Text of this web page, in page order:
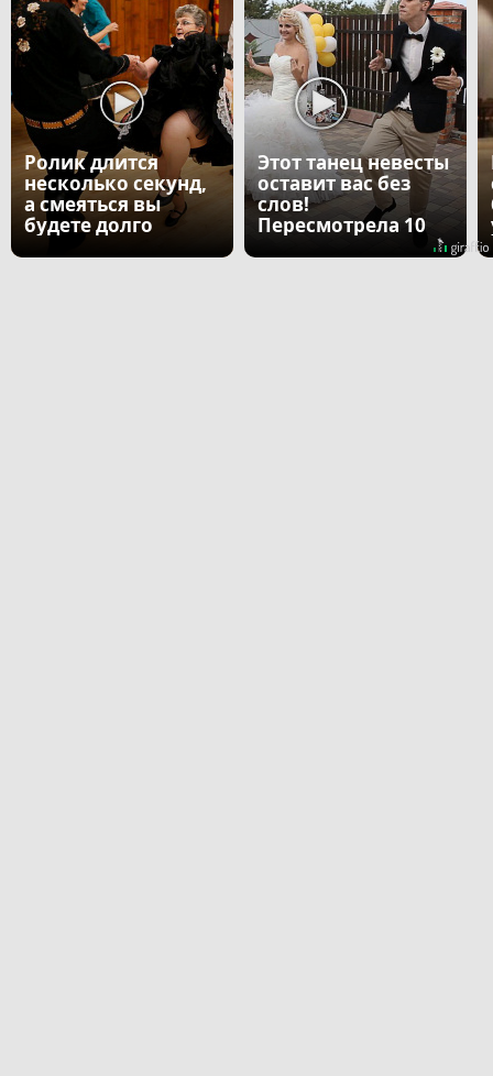
Ролик длится
несколько секунд,
а смеяться вы
будете долго
Этот танец невесты
оставит вас без
слов!
Пересмотрела 10